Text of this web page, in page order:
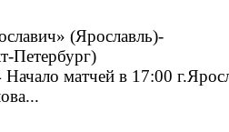
(Ярославль)-
Петербург)
матчей в 17:00